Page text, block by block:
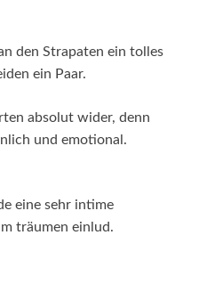
den Strapaten ein tolles
ein Paar.
absolut wider, denn
und emotional.
eine sehr intime
träumen einlud.